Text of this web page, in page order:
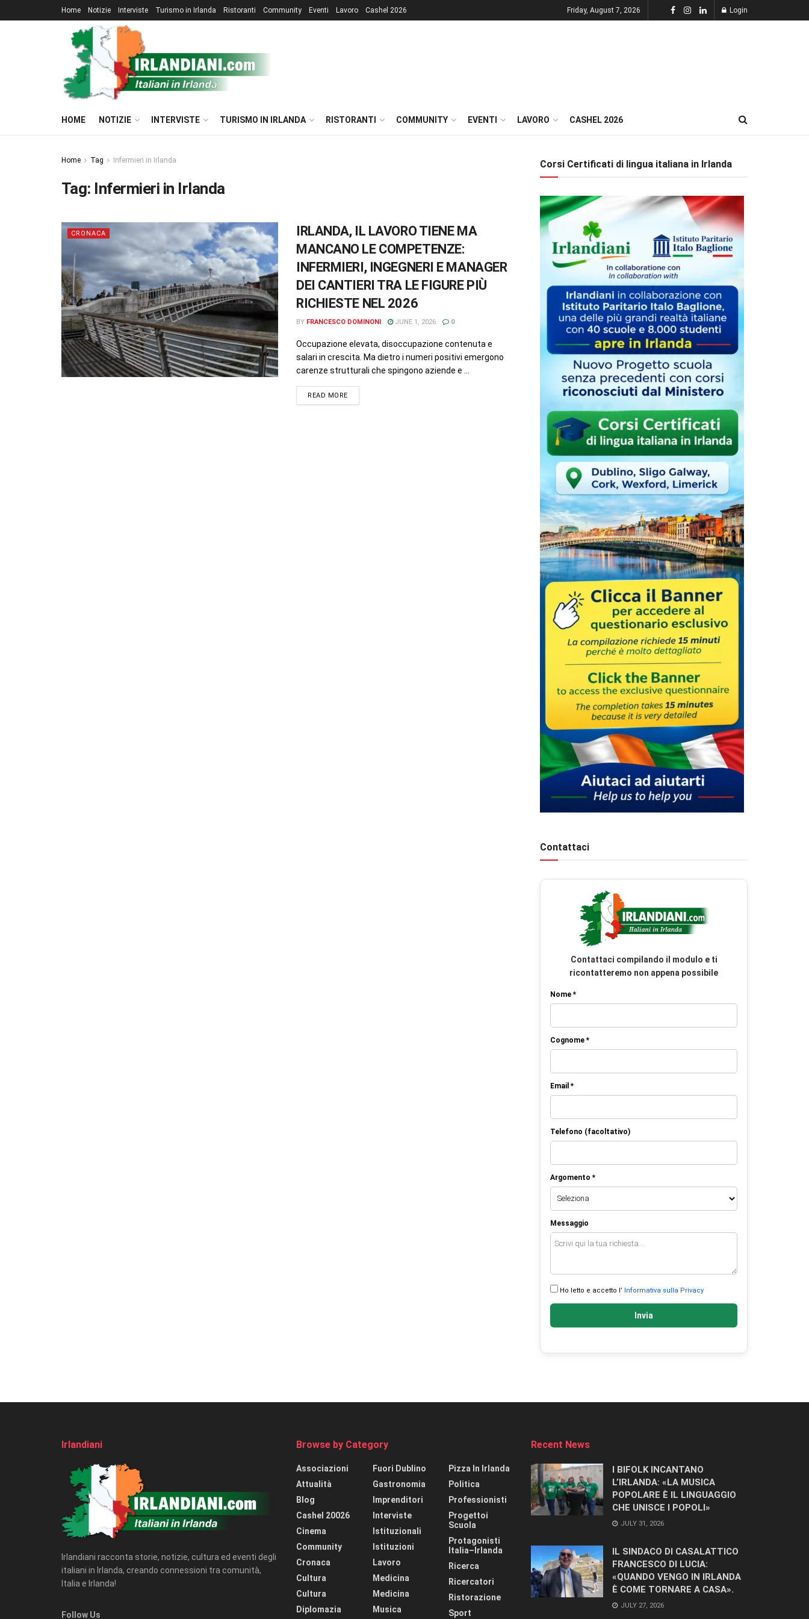
Home Notizie Interviste Turismo in Irlanda Ristoranti Community Eventi Lavoro Cashel 2026 Friday, August 7, 2026 Login
HOME NOTIZIE INTERVISTE TURISMO IN IRLANDA RISTORANTI COMMUNITY EVENTI LAVORO CASHEL 2026
Home Tag Infermieri in Irlanda
Tag: Infermieri in Irlanda
CRONACA
IRLANDA, IL LAVORO TIENE MA
MANCANO LE COMPETENZE:
INFERMIERI, INGEGNERI E MANAGER
DEI CANTIERI TRA LE FIGURE PIÙ
RICHIESTE NEL 2026
BY FRANCESCO DOMINONI JUNE 1, 2026 0
Occupazione elevata, disoccupazione contenuta e
salari in crescita. Ma dietro i numeri positivi emergono
carenze strutturali che spingono aziende e ...
READ MORE
Corsi Certificati di lingua italiana in Irlanda
Contattaci
Contattaci compilando il modulo e ti
ricontatteremo non appena possibile
Nome *
Cognome *
Email *
Telefono (facoltativo)
Argomento *
Messaggio
Ho letto e accetto l’ Informativa sulla Privacy
Invia
Irlandiani
Irlandiani racconta storie, notizie, cultura ed eventi degli
italiani in Irlanda, creando connessioni tra comunità,
Italia e Irlanda!
Follow Us
Browse by Category
Associazioni
Attualità
Blog
Cashel 20026
Cinema
Community
Cronaca
Cultura
Cultura
Diplomazia
Fuori Dublino
Gastronomia
Imprenditori
Interviste
Istituzionali
Istituzioni
Lavoro
Medicina
Medicina
Musica
Pizza In Irlanda
Politica
Professionisti
Progettoi
Scuola
Protagonisti
Italia–Irlanda
Ricerca
Ricercatori
Ristorazione
Sport
Recent News
I BIFOLK INCANTANO
L’IRLANDA: «LA MUSICA
POPOLARE È IL LINGUAGGIO
CHE UNISCE I POPOLI»
JULY 31, 2026
IL SINDACO DI CASALATTICO
FRANCESCO DI LUCIA:
«QUANDO VENGO IN IRLANDA
È COME TORNARE A CASA».
JULY 27, 2026